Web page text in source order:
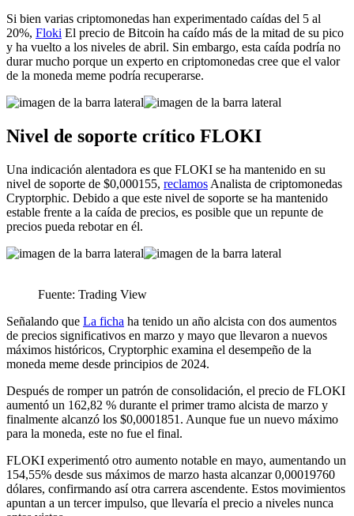
Si bien varias criptomonedas han experimentado caídas del 5 al
20%, Floki El precio de Bitcoin ha caído más de la mitad de su pico
y ha vuelto a los niveles de abril. Sin embargo, esta caída podría no
durar mucho porque un experto en criptomonedas cree que el valor
de la moneda meme podría recuperarse.
Nivel de soporte crítico FLOKI
Una indicación alentadora es que FLOKI se ha mantenido en su
nivel de soporte de $0,000155, reclamos Analista de criptomonedas
Cryptorphic. Debido a que este nivel de soporte se ha mantenido
estable frente a la caída de precios, es posible que un repunte de
precios pueda rebotar en él.
Fuente: Trading View
Señalando que La ficha ha tenido un año alcista con dos aumentos
de precios significativos en marzo y mayo que llevaron a nuevos
máximos históricos, Cryptorphic examina el desempeño de la
moneda meme desde principios de 2024.
Después de romper un patrón de consolidación, el precio de FLOKI
aumentó un 162,82 % durante el primer tramo alcista de marzo y
finalmente alcanzó los $0,0001851. Aunque fue un nuevo máximo
para la moneda, este no fue el final.
FLOKI experimentó otro aumento notable en mayo, aumentando un
154,55% desde sus máximos de marzo hasta alcanzar 0,00019760
dólares, confirmando así otra carrera ascendente. Estos movimientos
apuntan a un tercer impulso, que llevaría el precio a niveles nunca